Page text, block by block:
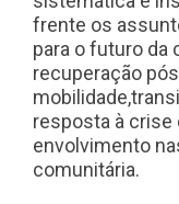
frente os
para o futuro da
recuperação
resposta à crise
envolvimento
comunitária.